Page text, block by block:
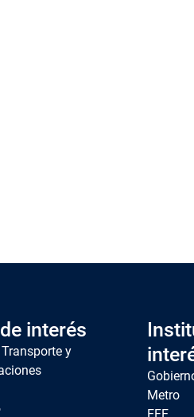
interés
y
Metro